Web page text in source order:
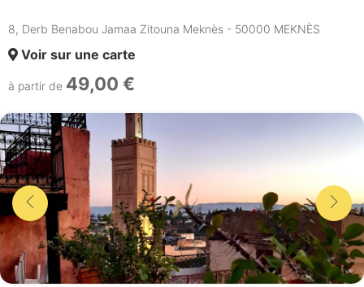
8, Derb Benabou Jamaa Zitouna Meknès - 50000 MEKNÈS
Voir sur une carte
à partir de 49,00 €